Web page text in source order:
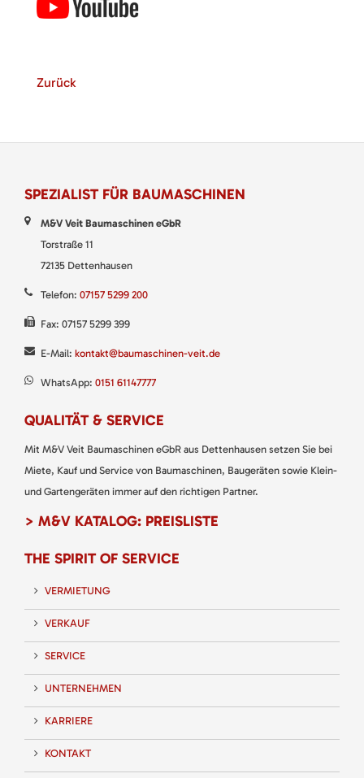
Zurück
SPEZIALIST FÜR BAUMASCHINEN
M&V Veit Baumaschinen eGbR
Torstraße 11
72135 Dettenhausen
Telefon: 07157 5299 200
Fax: 07157 5299 399
E-Mail: kontakt@baumaschinen-veit.de
WhatsApp: 0151 61147777
QUALITÄT & SERVICE
Mit M&V Veit Baumaschinen eGbR aus Dettenhausen setzen Sie bei
Miete, Kauf und Service von Baumaschinen, Baugeräten sowie Klein-
und Gartengeräten immer auf den richtigen Partner.
> M&V KATALOG: PREISLISTE
THE SPIRIT OF SERVICE
VERMIETUNG
VERKAUF
SERVICE
UNTERNEHMEN
KARRIERE
KONTAKT